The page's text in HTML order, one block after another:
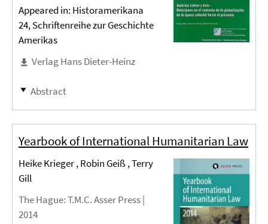
Appeared in: Historamerikana
24, Schriftenreihe zur Geschichte
Amerikas
Verlag Hans Dieter-Heinz
Abstract
Yearbook of International Humanitarian Law
Heike Krieger , Robin Geiß , Terry
Gill
The Hague: T.M.C. Asser Press |
2014